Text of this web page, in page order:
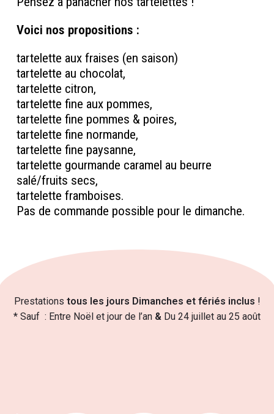
Voici nos propositions :
tartelette aux fraises (en saison)
tartelette au chocolat,
tartelette citron,
tartelette fine aux pommes,
tartelette fine pommes & poires,
tartelette fine normande,
tartelette fine paysanne,
tartelette gourmande caramel au beurre
salé/fruits secs,
tartelette framboises.
Pas de commande possible pour le dimanche.
Prestations tous les jours Dimanches et fériés inclus !
* Sauf : Entre Noël et jour de l’an & Du 24 juillet au 25 août